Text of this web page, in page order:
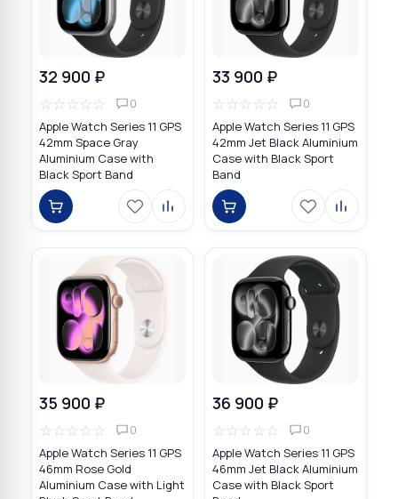
32 900 ₽
☆☆☆☆☆ 0
Apple Watch Series 11 GPS
42mm Space Gray
Aluminium Case with
Black Sport Band
33 900 ₽
☆☆☆☆☆ 0
Apple Watch Series 11 GPS
42mm Jet Black Aluminium
Case with Black Sport
Band
35 900 ₽
☆☆☆☆☆ 0
Apple Watch Series 11 GPS
46mm Rose Gold
Aluminium Case with Light
36 900 ₽
☆☆☆☆☆ 0
Apple Watch Series 11 GPS
46mm Jet Black Aluminium
Case with Black Sport